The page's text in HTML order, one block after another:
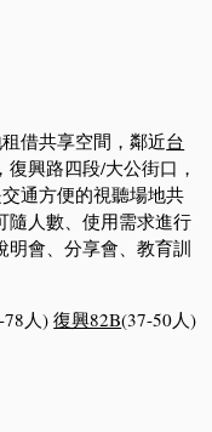
借共享空間，鄰近台
興路四段/大公街口，
通方便的視聽場地共
隨人數、使用需求進行
明會、分享會、教育訓
78人)復興82B(37-50人)